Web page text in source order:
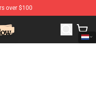
over $100
Harlow Merchandise